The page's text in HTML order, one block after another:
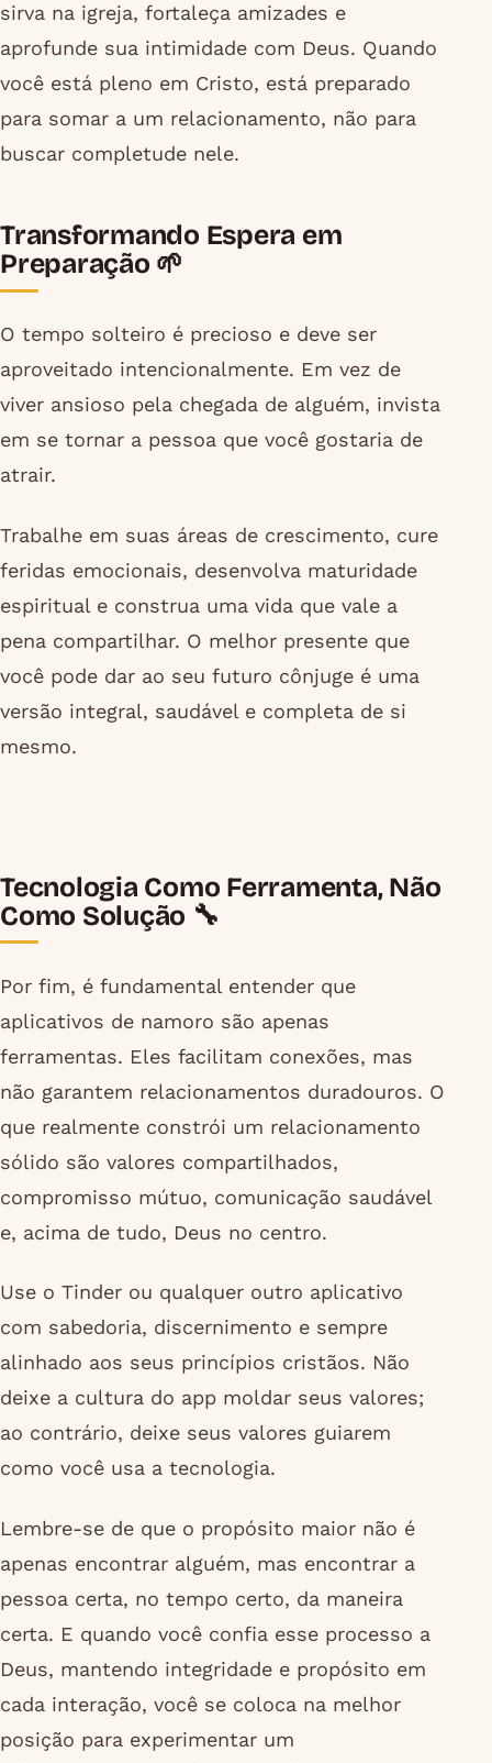
sirva na igreja, fortaleça amizades e
aprofunde sua intimidade com Deus. Quando
você está pleno em Cristo, está preparado
para somar a um relacionamento, não para
buscar completude nele.
Transformando Espera em
Preparação 🌱
O tempo solteiro é precioso e deve ser
aproveitado intencionalmente. Em vez de
viver ansioso pela chegada de alguém, invista
em se tornar a pessoa que você gostaria de
atrair.
Trabalhe em suas áreas de crescimento, cure
feridas emocionais, desenvolva maturidade
espiritual e construa uma vida que vale a
pena compartilhar. O melhor presente que
você pode dar ao seu futuro cônjuge é uma
versão integral, saudável e completa de si
mesmo.
Tecnologia Como Ferramenta, Não
Como Solução 🔧
Por fim, é fundamental entender que
aplicativos de namoro são apenas
ferramentas. Eles facilitam conexões, mas
não garantem relacionamentos duradouros. O
que realmente constrói um relacionamento
sólido são valores compartilhados,
compromisso mútuo, comunicação saudável
e, acima de tudo, Deus no centro.
Use o Tinder ou qualquer outro aplicativo
com sabedoria, discernimento e sempre
alinhado aos seus princípios cristãos. Não
deixe a cultura do app moldar seus valores;
ao contrário, deixe seus valores guiarem
como você usa a tecnologia.
Lembre-se de que o propósito maior não é
apenas encontrar alguém, mas encontrar a
pessoa certa, no tempo certo, da maneira
certa. E quando você confia esse processo a
Deus, mantendo integridade e propósito em
cada interação, você se coloca na melhor
posição para experimentar um